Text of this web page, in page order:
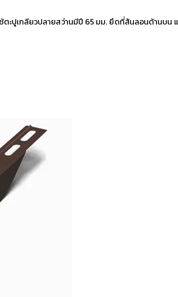
ตะปูเกลียวปลายสว่านมีปี 65 มม. ยึดที่สันลอนด้านบน